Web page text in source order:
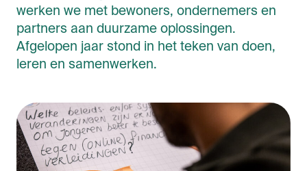
werken we met bewoners, ondernemers en
partners aan duurzame oplossingen.
Afgelopen jaar stond in het teken van doen,
leren en samenwerken.